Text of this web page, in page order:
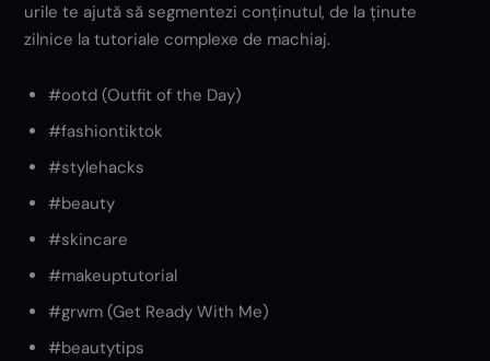
urile te ajută să segmentezi conținutul, de la ținute
zilnice la tutoriale complexe de machiaj.
#ootd (Outfit of the Day)
#fashiontiktok
#stylehacks
#beauty
#skincare
#makeuptutorial
#grwm (Get Ready With Me)
#beautytips